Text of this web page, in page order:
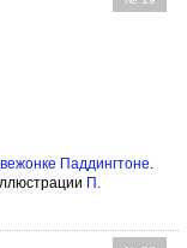
Паддингтоне.
П.